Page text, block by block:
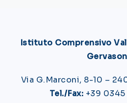
Istituto Comprensivo
Via G.Marconi, 8-10 –
Tel./Fax: +39 0345